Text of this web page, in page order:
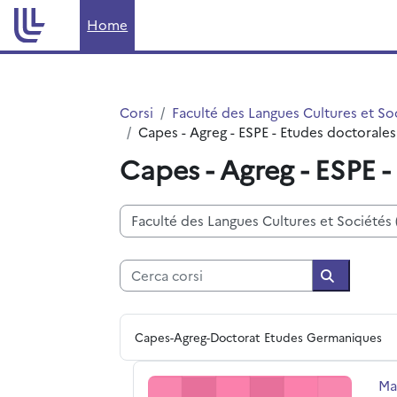
Vai al contenuto principale
Home
Corsi Faculté des Langues Cultures et
Capes - Agreg - ESPE - Etudes doctorales
Capes - Agreg -
Categorie di corso
Cerca corsi
Cerca corsi
Capes-Agreg-Doctorat Etudes Germaniques
Master Recherche + MEEF 1 :